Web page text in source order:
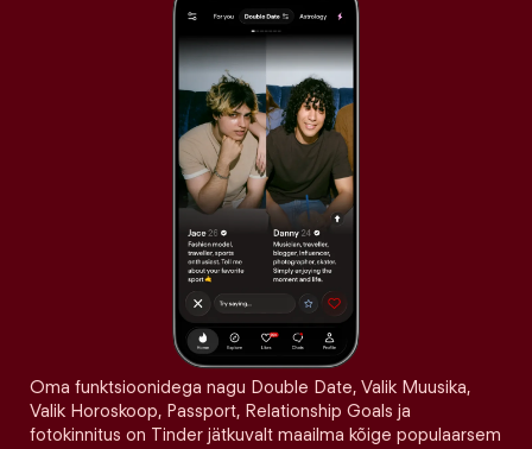
Oma funktsioonidega nagu Double Date, Valik Muusika,
Valik Horoskoop, Passport, Relationship Goals ja
fotokinnitus on Tinder jätkuvalt maailma kõige populaarsem